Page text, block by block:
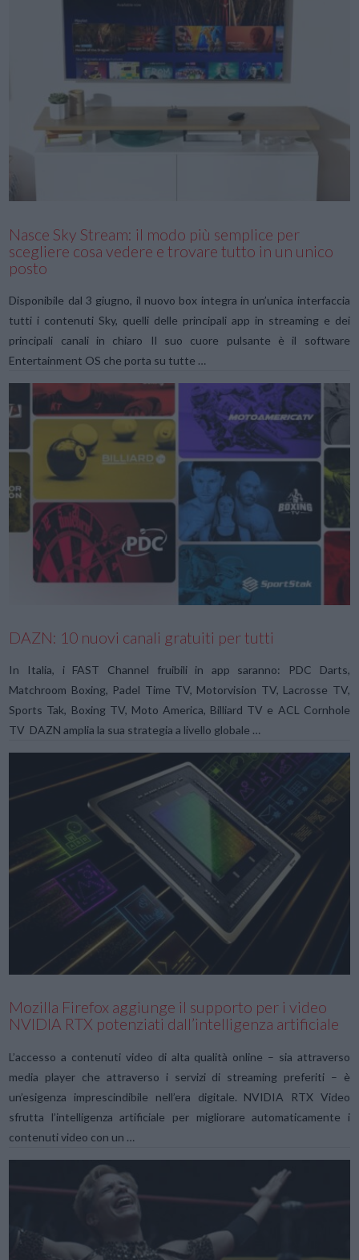
VIEW POST
VIEW POST
Nasce Sky Stream: il modo più semplice per
scegliere cosa vedere e trovare tutto in un unico
posto
Disponibile dal 3 giugno, il nuovo box integra in un’unica interfaccia
tutti i contenuti Sky, quelli delle principali app in streaming e dei
principali canali in chiaro Il suo cuore pulsante è il software
Entertainment OS che porta su tutte …
VIEW POST
DAZN: 10 nuovi canali gratuiti per tutti
In Italia, i FAST Channel fruibili in app saranno: PDC Darts,
Matchroom Boxing, Padel Time TV, Motorvision TV, Lacrosse TV,
Sports Tak, Boxing TV, Moto America, Billiard TV e ACL Cornhole
TV DAZN amplia la sua strategia a livello globale …
Mozilla Firefox aggiunge il supporto per i video
NVIDIA RTX potenziati dall’intelligenza artificiale
L’accesso a contenuti video di alta qualità online – sia attraverso
media player che attraverso i servizi di streaming preferiti – è
un’esigenza imprescindibile nell’era digitale. NVIDIA RTX Video
sfrutta l’intelligenza artificiale per migliorare automaticamente i
contenuti video con un …